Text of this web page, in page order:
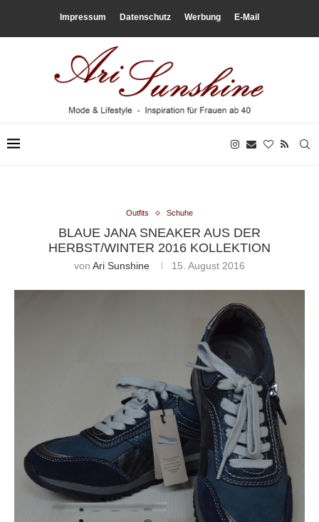
Impressum Datenschutz Werbung E-Mail
Outfits Schuhe
BLAUE JANA SNEAKER AUS DER
HERBST/WINTER 2016 KOLLEKTION
von Ari Sunshine 15. August 2016